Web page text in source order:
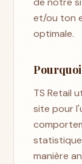
et/ou ton
optimale.
TS Retail
site pour
manière